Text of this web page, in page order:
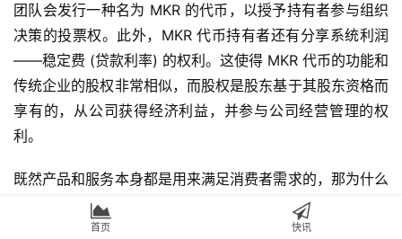
团队会发行一种名为 MKR 的代币，以授予持有者参与组织
决策的投票权。此外，MKR 代币持有者还有分享系统利润
——稳定费 (贷款利率) 的权利。这使得 MKR 代币的功能和
传统企业的股权非常相似，而股权是股东基于其股东资格而
享有的，从公司获得经济利益，并参与公司经营管理的权
利。
既然产品和服务本身都是用来满足消费者需求的，那为什么
MKR 代币治理方式会 比传统的股权治理方式更适用于产品
及服务的开发和销售呢 ? 本文对于这个问题并没有非黑即白
首页 快讯